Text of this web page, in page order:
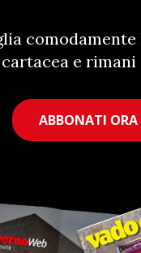
e rimani
ABBONATI ORA